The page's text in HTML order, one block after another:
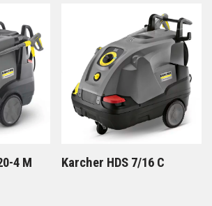
4 M Karcher HDS 7/16 C